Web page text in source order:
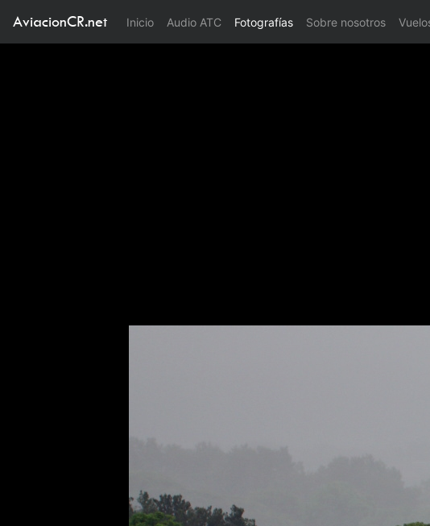
AviacionCR.net Inicio(current)
Audio ATC Fotografías Sobre nosotros